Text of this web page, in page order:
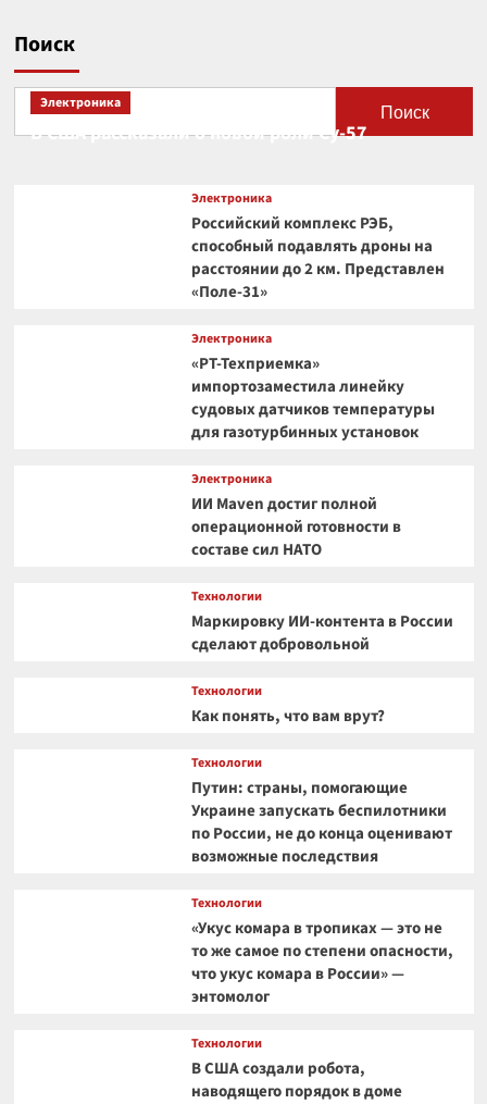
Поиск
Поиск
Электроника
В США рассказали о новой роли Су-57
Электроника
Российский комплекс РЭБ,
способный подавлять дроны на
расстоянии до 2 км. Представлен
«Поле-31»
Электроника
«РТ-Техприемка»
импортозаместила линейку
судовых датчиков температуры
для газотурбинных установок
Электроника
ИИ Maven достиг полной
операционной готовности в
составе сил НАТО
Технологии
Маркировку ИИ-контента в России
сделают добровольной
Технологии
Как понять, что вам врут?
Технологии
Путин: страны, помогающие
Украине запускать беспилотники
по России, не до конца оценивают
возможные последствия
Технологии
«Укус комара в тропиках — это не
то же самое по степени опасности,
что укус комара в России» —
энтомолог
Технологии
В США создали робота,
наводящего порядок в доме